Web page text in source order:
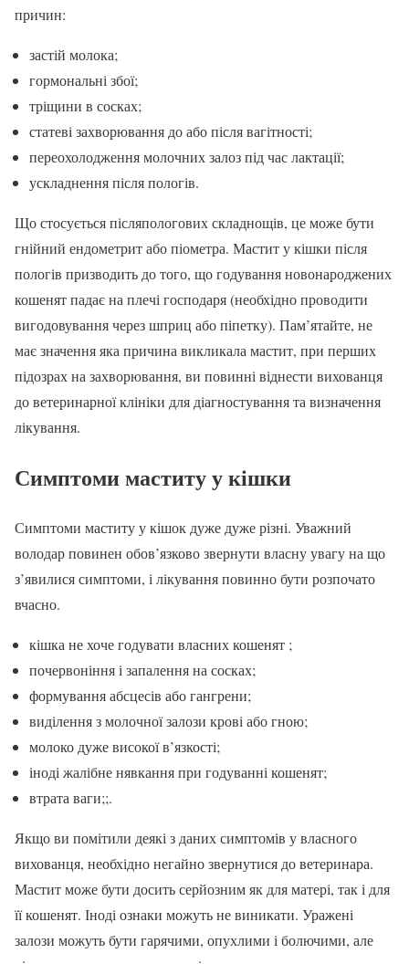
причин:
застій молока;
гормональні збої;
тріщини в сосках;
статеві захворювання до або після вагітності;
переохолодження молочних залоз під час лактації;
ускладнення після пологів.
Що стосується післяпологових складнощів, це може бути
гнійний ендометрит або піометра. Мастит у кішки після
пологів призводить до того, що годування новонароджених
кошенят падає на плечі господаря (необхідно проводити
вигодовування через шприц або піпетку). Пам’ятайте, не
має значення яка причина викликала мастит, при перших
підозрах на захворювання, ви повинні віднести вихованця
до ветеринарної клініки для діагностування та визначення
лікування.
Симптоми маститу у кішки
Симптоми маститу у кішок дуже дуже різні. Уважний
володар повинен обов’язково звернути власну увагу на що
з’явилися симптоми, і лікування повинно бути розпочато
вчасно.
кішка не хоче годувати власних кошенят ;
почервоніння і запалення на сосках;
формування абсцесів або гангрени;
виділення з молочної залози крові або гною;
молоко дуже високої в’язкості;
іноді жалібне нявкання при годуванні кошенят;
втрата ваги;;.
Якщо ви помітили деякі з даних симптомів у власного
вихованця, необхідно негайно звернутися до ветеринара.
Мастит може бути досить серйозним як для матері, так і для
її кошенят. Іноді ознаки можуть не виникати. Уражені
залози можуть бути гарячими, опухлими і болючими, але